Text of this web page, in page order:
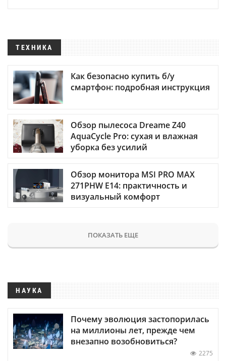
ТЕХНИКА
Как безопасно купить б/у
смартфон: подробная инструкция
Обзор пылесоса Dreame Z40
AquaCycle Pro: сухая и влажная
уборка без усилий
Обзор монитора MSI PRO MAX
271PHW E14: практичность и
визуальный комфорт
ПОКАЗАТЬ ЕЩЕ
НАУКА
Почему эволюция застопорилась
на миллионы лет, прежде чем
внезапно возобновиться?
2275